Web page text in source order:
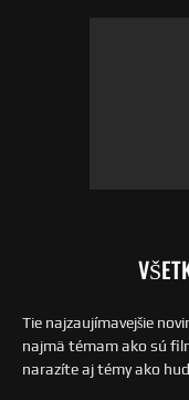
Tie najzaujímavejšie
najmä témam ako sú
narazíte aj témy ako